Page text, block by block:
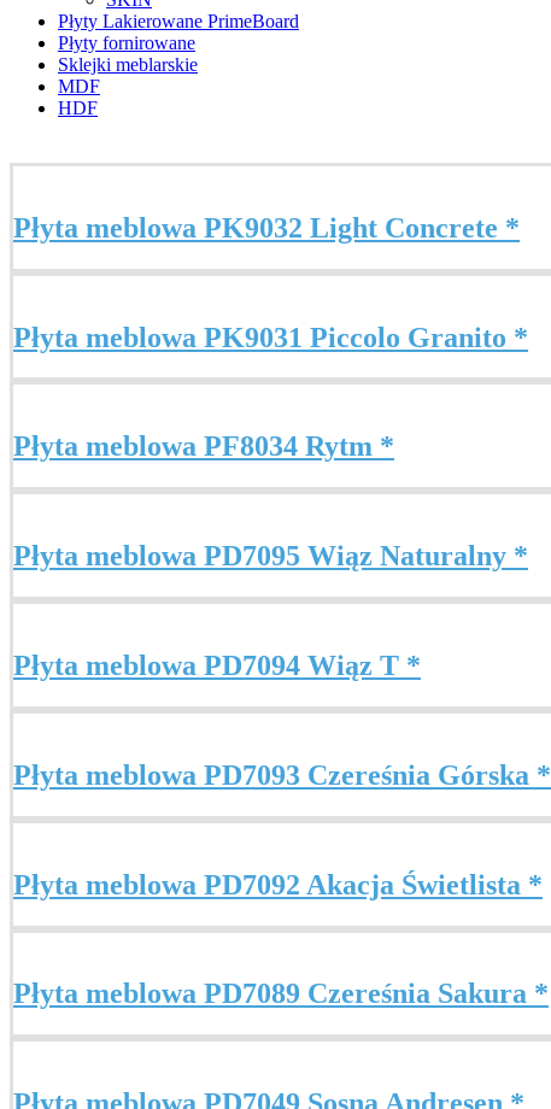
Płyty Lakierowane PrimeBoard
Płyty fornirowane
Sklejki meblarskie
MDF
HDF
Płyta meblowa PK9032 Light Concrete *
Płyta meblowa PK9031 Piccolo Granito *
Płyta meblowa PF8034 Rytm *
Płyta meblowa PD7095 Wiąz Naturalny *
Płyta meblowa PD7094 Wiąz T *
Płyta meblowa PD7093 Czereśnia Górska *
Płyta meblowa PD7092 Akacja Świetlista *
Płyta meblowa PD7089 Czereśnia Sakura *